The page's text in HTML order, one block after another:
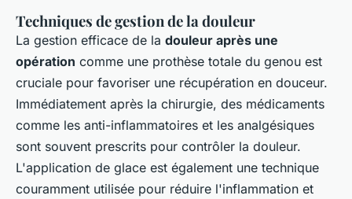
Techniques de gestion de la douleur
La gestion efficace de la douleur après une
opération comme une prothèse totale du genou est
cruciale pour favoriser une récupération en douceur.
Immédiatement après la chirurgie, des médicaments
comme les anti-inflammatoires et les analgésiques
sont souvent prescrits pour contrôler la douleur.
L'application de glace est également une technique
couramment utilisée pour réduire l'inflammation et